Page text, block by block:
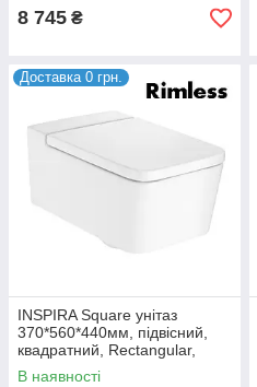
8 745 ₴
Доставка 0 грн.
INSPIRA Square унітаз
370*560*440мм, підвісний,
квадратний, Rectangular,
горизонтальний випуск
В наявності